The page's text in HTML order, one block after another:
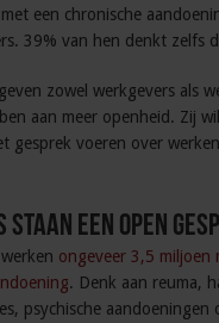
een chronische
39% van hen denkt zelfs
zowel werkgevers als
aan meer openheid. Zij
gesprek voeren over
staan een open
ongeveer 3,5 miljoen
. Denk aan reuma,
psychische aandoeningen